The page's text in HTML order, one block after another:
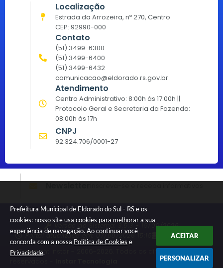
Prefeitura Municipal de Eldorado do Sul - RS e os
cookies: nosso site usa cookies para melhorar a sua
experiência de navegação. Ao continuar você
concorda com a nossa Política de Cookies e
Privacidade.
ACEITAR
PERSONALIZAR
Localização
Estrada da Arrozeira, nº 270, Centro
CEP: 92990-000
Contato
(51) 3499-6300
(51) 3499-6400
(51) 3499-6432
comunicacao@eldorado.rs.gov.br
Atendimento
Centro Administrativo: 8:00h às 17:00h ||
Protocolo Geral e Secretaria da Fazenda:
08:00h às 17h
CNPJ
92.324.706/0001-27
Versão do Sistema:
3.5.3 - 19/06/2026
Portal atualizado em: 07/08/2026 15:15 Dados Abertos
© Copyright Instar - 2006-2026. Todos os direitos